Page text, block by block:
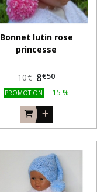
Bonnet lutin rose
princesse
10€ 8€50
PROMOTION - 15 %